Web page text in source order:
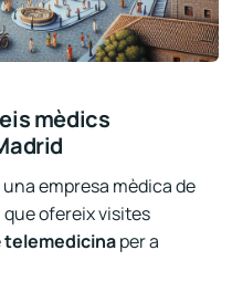
mèdics
empresa mèdica de
que ofereix visites
telemedicinaper a